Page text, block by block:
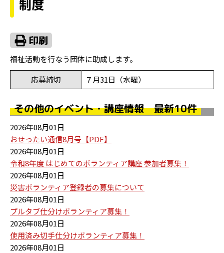
制度
福祉活動を行なう団体に助成します。
応募締切
７月31日（水曜）
その他のイベント・講座情報 最新10件
2026年08月01日
おせったい通信8月号【PDF】
2026年08月01日
令和8年度 はじめてのボランティア講座 参加者募集！
2026年08月01日
災害ボランティア登録者の募集について
2026年08月01日
プルタブ仕分けボランティア募集！
2026年08月01日
使用済み切手仕分けボランティア募集！
2026年08月01日